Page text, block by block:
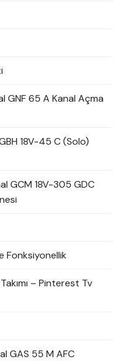
GNF 65 A Kanal Açma
18V-45 C (Solo)
GCM 18V-305 GDC
Fonksiyonellik
– Pinterest Tv
GAS 55 M AFC